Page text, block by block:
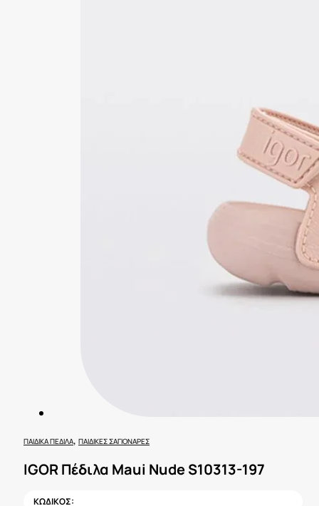
ΠΑΙΔΙΚΆ ΠΈΔΙΛΑ, ΠΑΙΔΙΚΈΣ ΣΑΓΙΟΝΆΡΕΣ
IGOR Πέδιλα Maui Nude S10313-197
ΚΩΔΙΚΟΣ: